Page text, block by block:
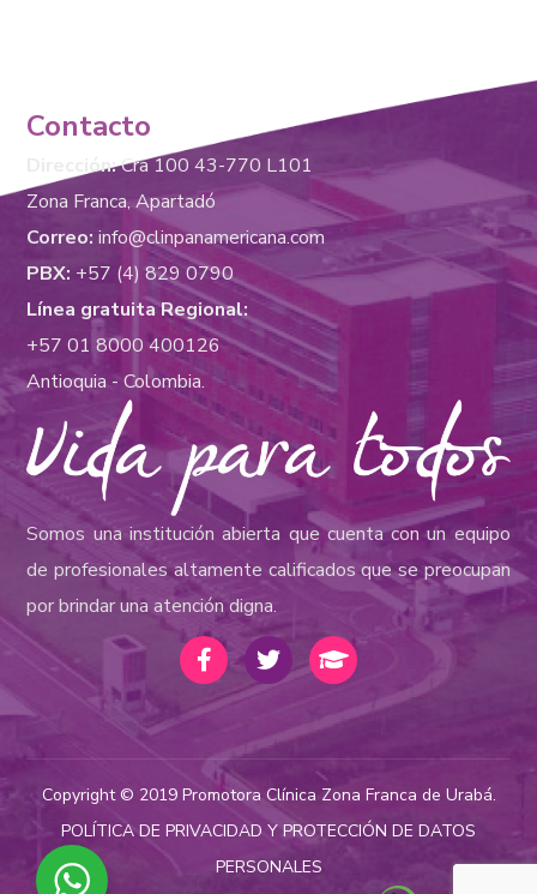
Contacto
Dirección:Cra 100 43-770 L101
Zona Franca, Apartadó
Correo: info@clinpanamericana.com
PBX: +57 (4) 829 0790
Línea gratuita Regional:
+57 01 8000 400126
Antioquia - Colombia.
Somos una institución abierta que cuenta con un equipo
de profesionales altamente calificados que se preocupan
por brindar una atención digna.
Copyright © 2019 Promotora Clínica Zona Franca de Urabá.
POLÍTICA DE PRIVACIDAD Y PROTECCIÓN DE DATOS
PERSONALES